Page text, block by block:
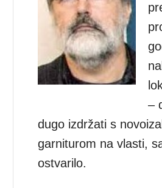
–
dugo izdržati s
garniturom na vlasti,
ostvarilo.